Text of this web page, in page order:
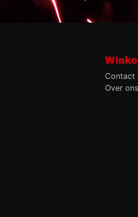
Contact
Over ons